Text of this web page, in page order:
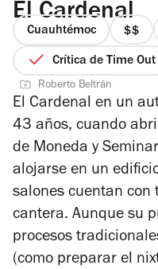
El Cardenal
Cuauhtémoc
precio
2
Crítica de Time Out
Roberto Beltrán
El Cardenal en un
43 años, cuando
de Moneda y
alojarse en un
salones cuentan con
cantera. Aunque su
procesos
(como preparar el